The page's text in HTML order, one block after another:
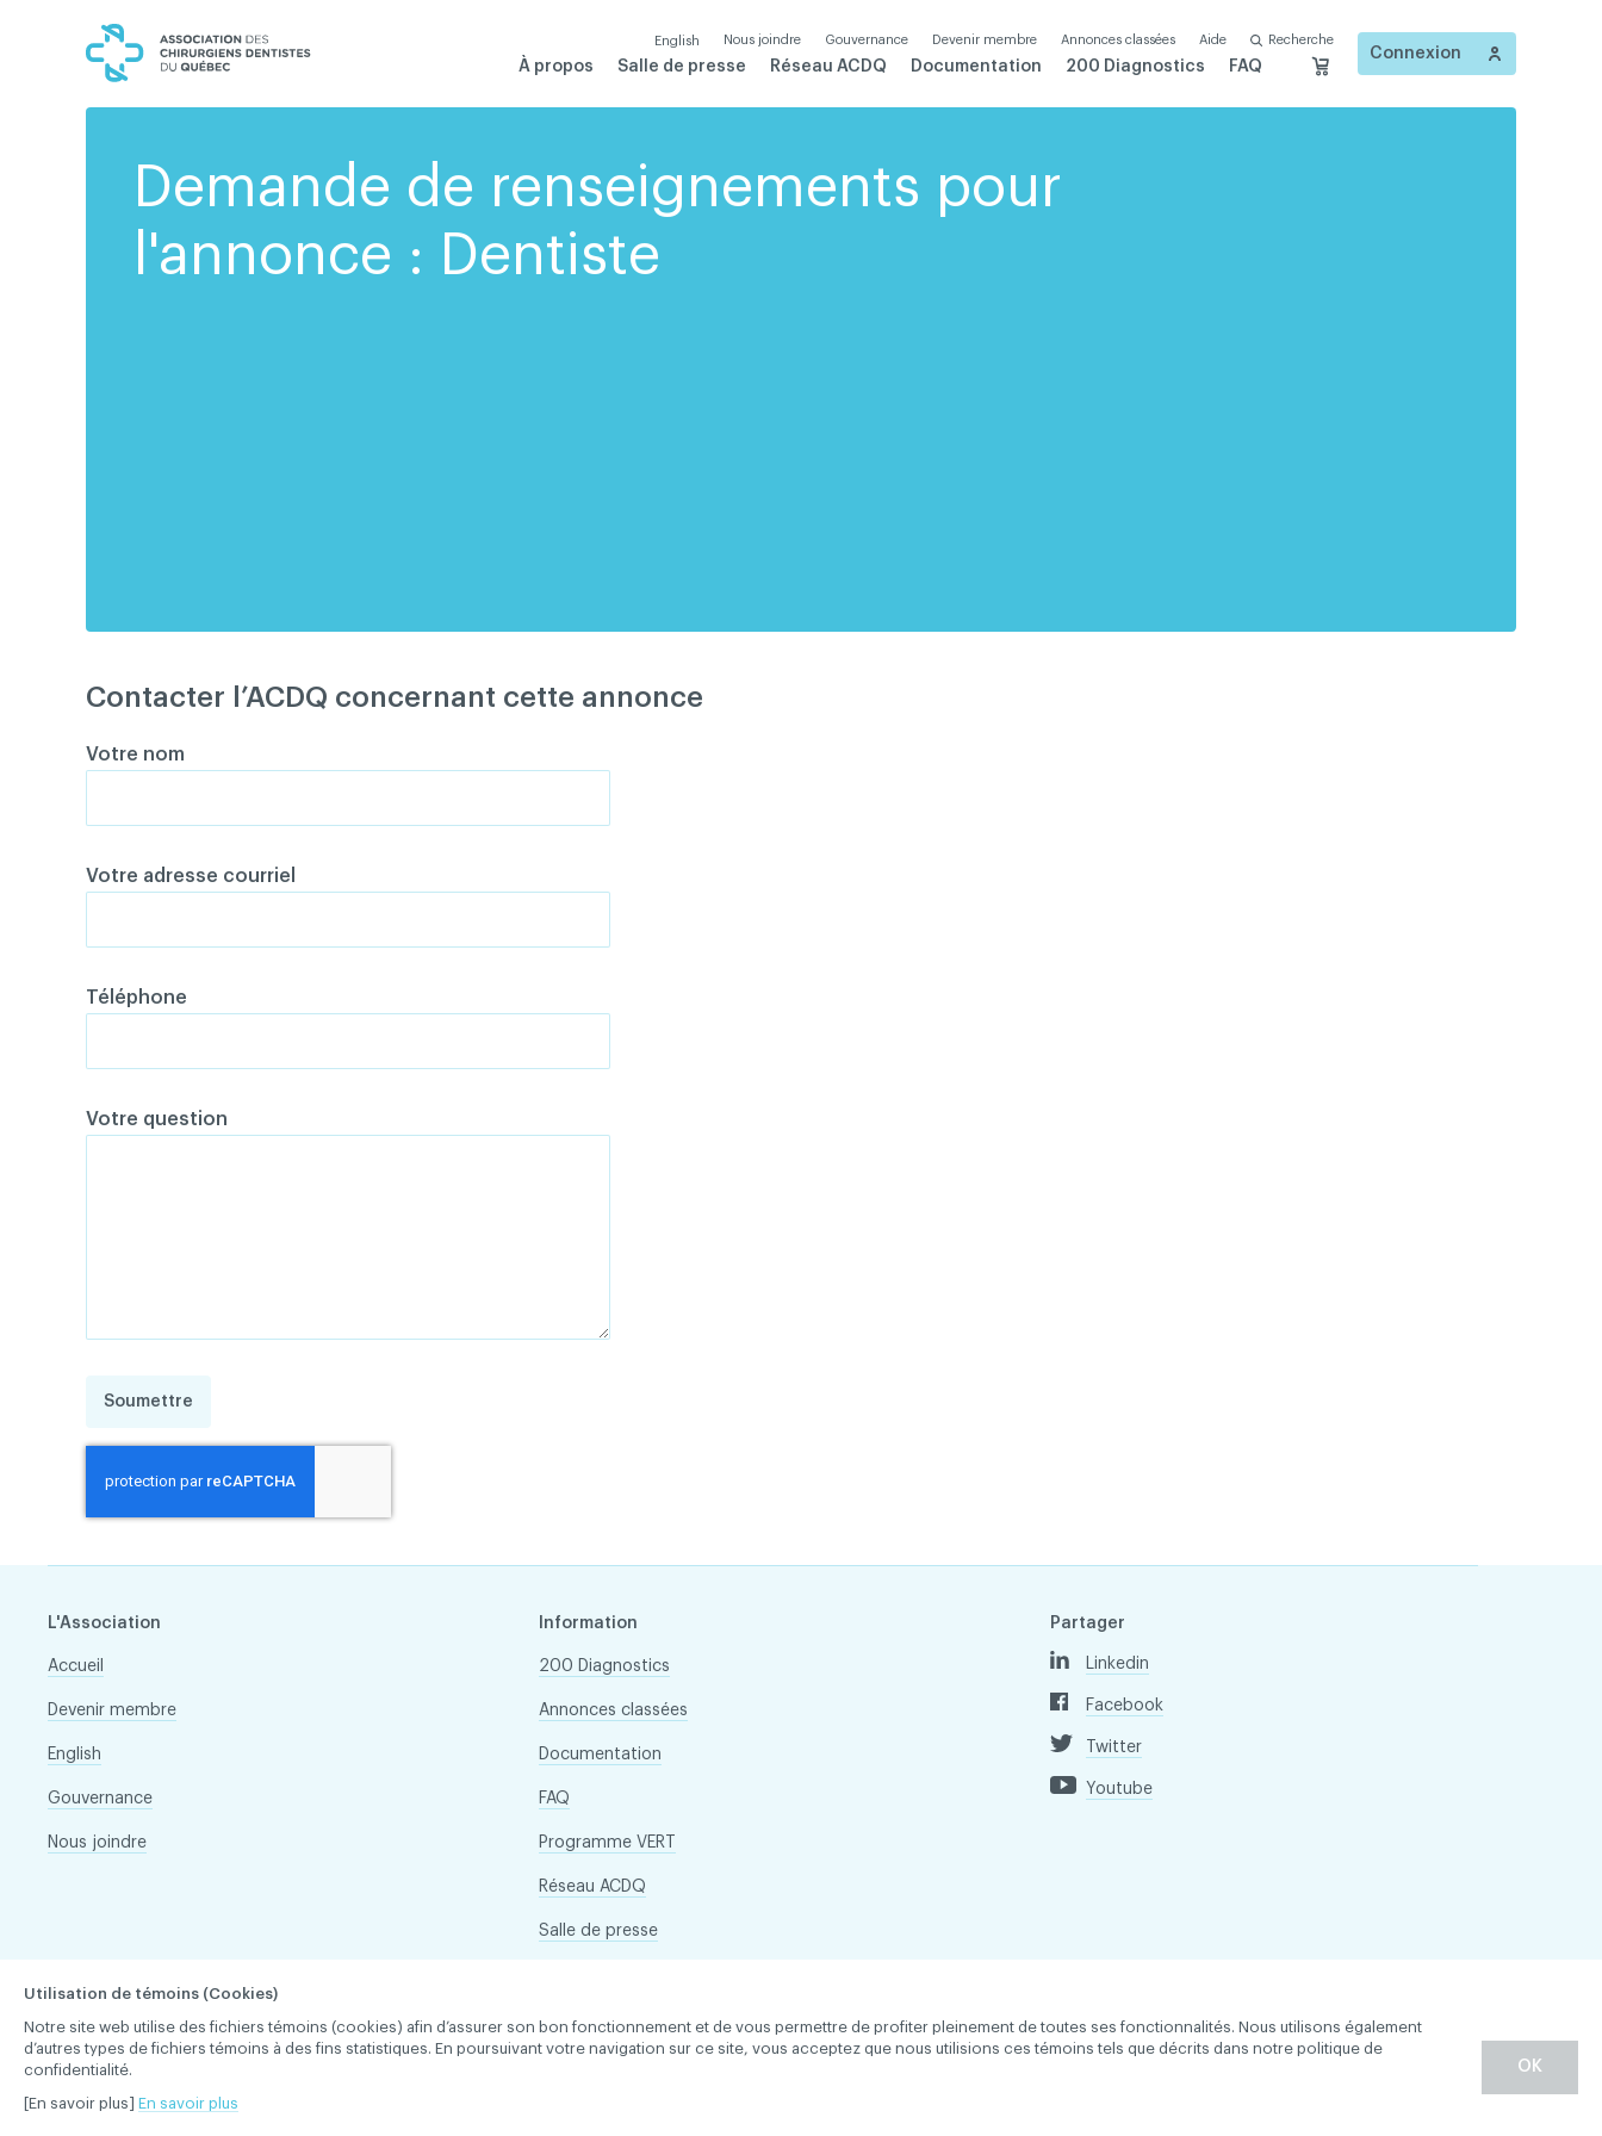
English Nous joindre Gouvernance Devenir membre Annonces classées Aide Recherche
À propos Salle de presse Réseau ACDQ Documentation 200 Diagnostics FAQ
Connexion
Demande de renseignements pour
l'annonce : Dentiste
Contacter l’ACDQ concernant cette annonce
Votre nom
Votre adresse courriel
Téléphone
Votre question
Soumettre
L'Association
Accueil
Devenir membre
English
Gouvernance
Nous joindre
Information
200 Diagnostics
Annonces classées
Documentation
FAQ
Programme VERT
Réseau ACDQ
Salle de presse
Partager
Linkedin
Facebook
Twitter
Youtube
Association des chirurgiens dentistes du Québec © 2026 tous droits réservés
Utilisation de témoins (Cookies)
Notre site web utilise des fichiers témoins (cookies) afin d’assurer son bon fonctionnement et de vous permettre de profiter pleinement de toutes ses fonctionnalités. Nous utilisons également
d’autres types de fichiers témoins à des fins statistiques. En poursuivant votre navigation sur ce site, vous acceptez que nous utilisions ces témoins tels que décrits dans notre politique de
confidentialité.
[En savoir plus] En savoir plus
OK